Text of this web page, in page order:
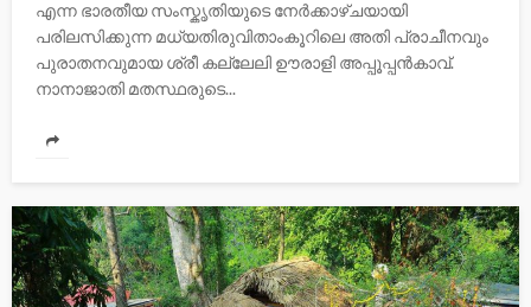
എന്ന ഭാരതീയ സംസ്കൃതിയുടെ നേര്‍ക്കാഴ്ചയായി
പരിലസിക്കുന്ന മധ്യതിരുവിതാംകൂറിലെ അതി പ്രാചീനവും
പുരാതനവുമായ ശ്രീ കല്ലേലി ഊരാളി അപ്പൂപ്പന്‍കാവ്.
നാനാജാതി മതസ്ഥരുടെ...